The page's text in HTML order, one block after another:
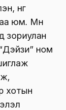
юм. Мөн
зориулан
“Дэйзи” ном
хотын